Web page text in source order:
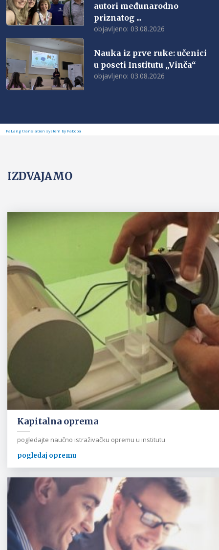
autori međunarodno
priznatog ...
objavljeno: 03.08.2026
Nauka iz prve ruke: učenici
u poseti Institutu „Vinča“
objavljeno: 03.08.2026
FaLang translation system by Faboba
IZDVAJAMO
Kapitalna oprema
pogledajte naučno istraživačku opremu u institutu
pogledaj opremu